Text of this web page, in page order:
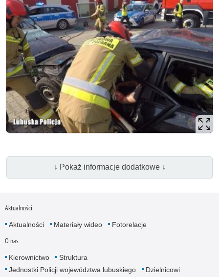
↓ Pokaż informacje dodatkowe ↓
Aktualności
Aktualności Materiały wideo Fotorelacje
O nas
Kierownictwo
Struktura
Jednostki Policji województwa lubuskiego
Dzielnicowi